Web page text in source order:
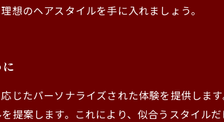
想のヘアスタイルを手に入れましょう。
じたパーソナライズされた体験を提供しま
提案します。これにより、似合うスタイル